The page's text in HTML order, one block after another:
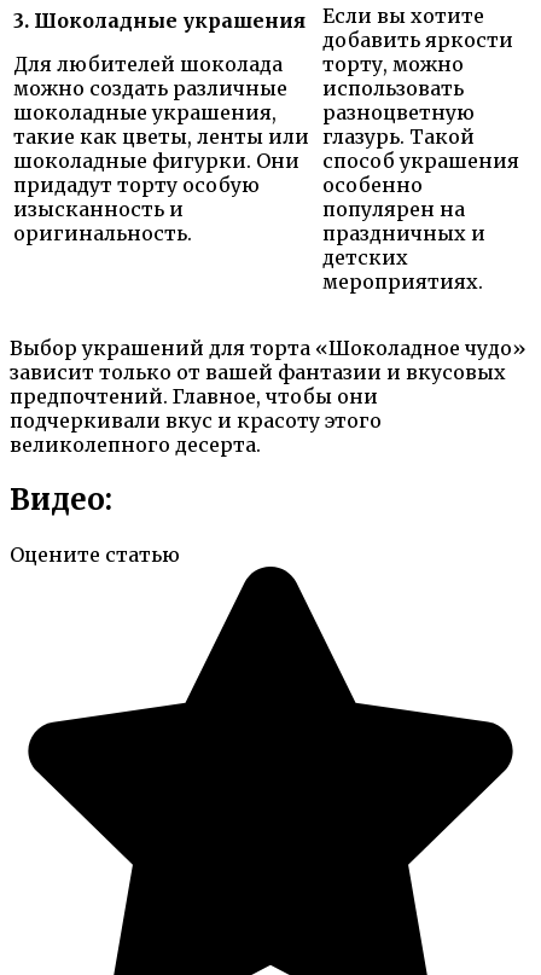
3. Шоколадные украшения
Для любителей шоколада
можно создать различные
шоколадные украшения,
такие как цветы, ленты или
шоколадные фигурки. Они
придадут торту особую
изысканность и
оригинальность.
Если вы хотите
добавить яркости
торту, можно
использовать
разноцветную
глазурь. Такой
способ украшения
особенно
популярен на
праздничных и
детских
мероприятиях.
Выбор украшений для торта «Шоколадное чудо»
зависит только от вашей фантазии и вкусовых
предпочтений. Главное, чтобы они
подчеркивали вкус и красоту этого
великолепного десерта.
Видео:
Оцените статью